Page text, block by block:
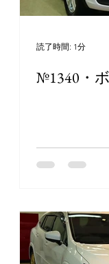
№1340・ボ
読了時間: 1分